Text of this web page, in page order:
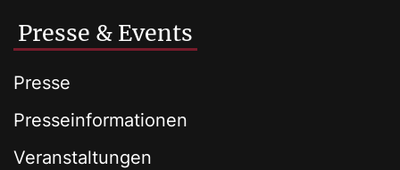
Presse & Events
Presse
Presseinformationen
Veranstaltungen